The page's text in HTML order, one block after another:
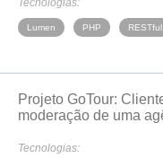
Tecnologias:
Lumen PHP RESTful
Projeto GoTour:
moderação de uma
Tecnologias: